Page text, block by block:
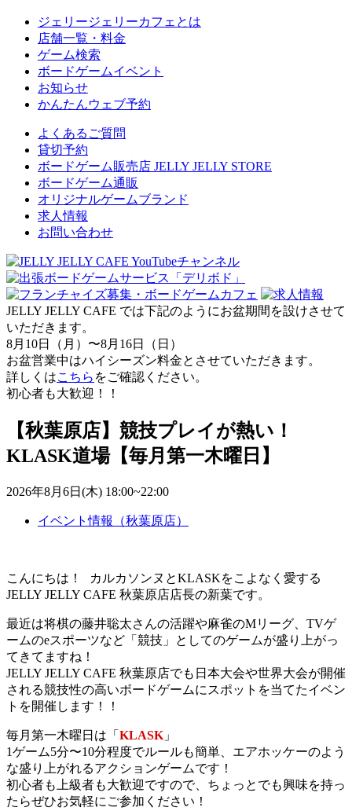
ジェリージェリーカフェとは
店舗一覧・料金
ゲーム検索
ボードゲームイベント
お知らせ
かんたんウェブ予約
よくあるご質問
貸切予約
ボードゲーム販売店 JELLY JELLY STORE
ボードゲーム通販
オリジナルゲームブランド
求人情報
お問い合わせ
JELLY JELLY CAFE では下記のようにお盆期間を設けさせて
いただきます。
8月10日（月）〜8月16日（日）
お盆営業中はハイシーズン料金とさせていただきます。
詳しくはこちら をご確認ください。
初心者も大歓迎！！
【秋葉原店】競技プレイが熱い！
KLASK道場【毎月第一木曜日】
2026年8月6日(木) 18:00~22:00
イベント情報（秋葉原店）
こんにちは！ カルカソンヌとKLASKをこよなく愛する
JELLY JELLY CAFE 秋葉原店店長の新葉です。
最近は将棋の藤井聡太さんの活躍や麻雀のMリーグ、TVゲ
ームのeスポーツなど「競技」としてのゲームが盛り上がっ
てきてますね！
JELLY JELLY CAFE 秋葉原店でも日本大会や世界大会が開催
される競技性の高いボードゲームにスポットを当てたイベン
トを開催します！！
毎月第一木曜日は「 KLASK 」
1ゲーム5分〜10分程度でルールも簡単、エアホッケーのよう
な盛り上がれるアクションゲームです！
初心者も上級者も大歓迎ですので、ちょっとでも興味を持っ
たらぜひお気軽にご参加ください！